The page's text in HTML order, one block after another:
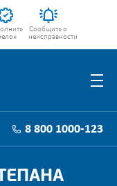
Сообщить о
неисправности
8 800 1000-123